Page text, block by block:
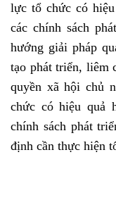
lực tổ chức có
các chính sách
hướng giải pháp
tạo phát triển, liêm
quyền xã hội chủ
chức có hiệu quả
chính sách phát
định cần thực hiện